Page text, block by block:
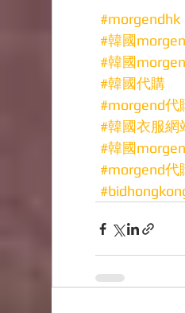
#morgendhk
#韓國
#韓國
#韓國代購
#morgend代
#韓國衣服網
#韓國
#morgend代